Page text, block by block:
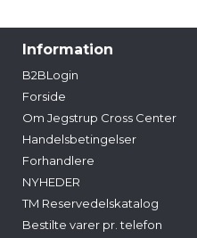
Information
B2BLogin
Forside
Om Jegstrup Cross Center
Handelsbetingelser
Forhandlere
NYHEDER
TM Reservedelskatalog
Bestilte varer pr. telefon